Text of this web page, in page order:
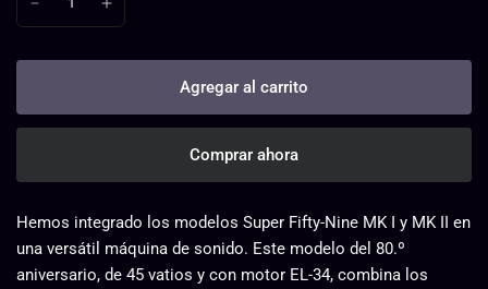
Agregar al carrito
Comprar ahora
Hemos integrado los modelos Super Fifty-Nine MK I y MK II en
una versátil máquina de sonido. Este modelo del 80.º
aniversario, de 45 vatios y con motor EL-34, combina los